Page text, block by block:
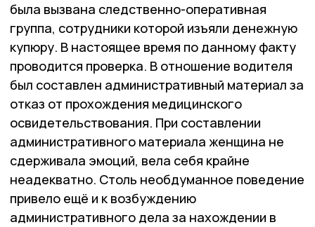
была вызвана следственно-оперативная
группа, сотрудники которой изъяли денежную
купюру. В настоящее время по данному факту
проводится проверка. В отношение водителя
был составлен административный материал за
отказ от прохождения медицинского
освидетельствования. При составлении
административного материала женщина не
сдерживала эмоций, вела себя крайне
неадекватно. Столь необдуманное поведение
привело ещё и к возбуждению
административного дела за нахождении в